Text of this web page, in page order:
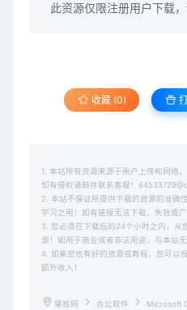
此资源仅限注册用户下载
收藏 (0)
1. 本站所有资源来源于用户上传和网络
如有侵权请邮件联系客服！
2. 本站不保证所提供下载的资源的准确
学习之用！如有链接无法下载、失效或
3. 您必须在下载后的24个小时之内，从
源！如用于商业或者非法用途，与本站
4. 如果您也有好的资源或教程，您可以
额外收入！
果核网 办公软件 Microsoft